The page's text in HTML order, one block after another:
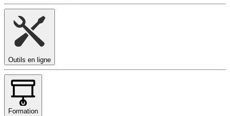
Outils en ligne
Formation